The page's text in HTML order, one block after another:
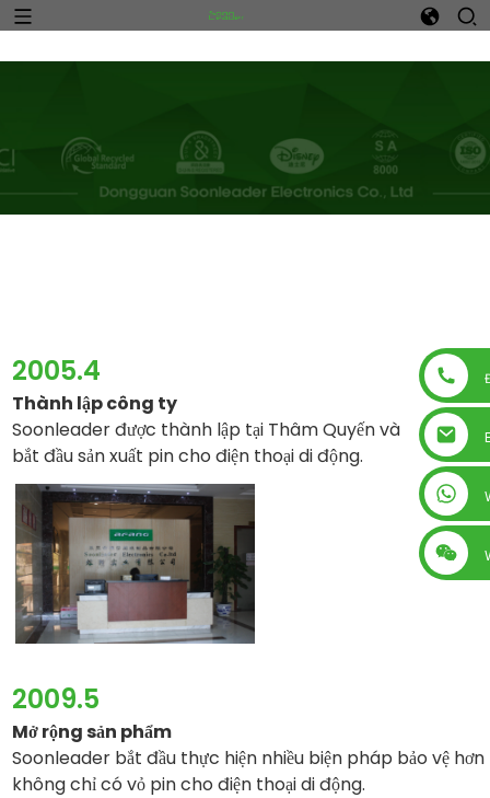
+86 13560759744
2005.4
Thành lập công ty
Soonleader được thành lập tại Thâm Quyến và
bắt đầu sản xuất pin cho điện thoại di động.
2009.5
Mở rộng sản phẩm
Soonleader bắt đầu thực hiện nhiều biện pháp bảo vệ hơn
không chỉ có vỏ pin cho điện thoại di động.